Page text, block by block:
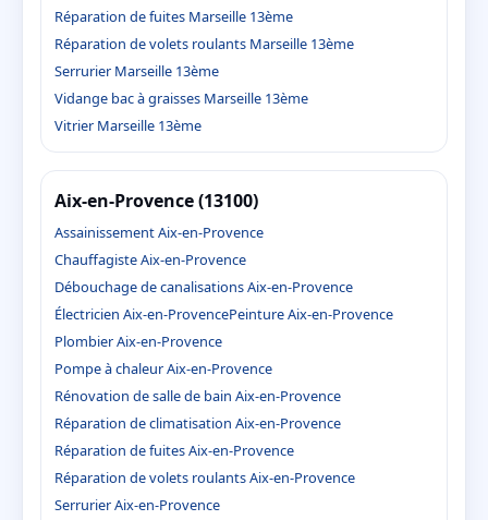
Réparation de fuites Marseille 13ème
Réparation de volets roulants Marseille 13ème
Serrurier Marseille 13ème
Vidange bac à graisses Marseille 13ème
Vitrier Marseille 13ème
Aix-en-Provence (13100)
Assainissement Aix-en-Provence
Chauffagiste Aix-en-Provence
Débouchage de canalisations Aix-en-Provence
Électricien Aix-en-ProvencePeinture Aix-en-Provence
Plombier Aix-en-Provence
Pompe à chaleur Aix-en-Provence
Rénovation de salle de bain Aix-en-Provence
Réparation de climatisation Aix-en-Provence
Réparation de fuites Aix-en-Provence
Réparation de volets roulants Aix-en-Provence
Serrurier Aix-en-Provence